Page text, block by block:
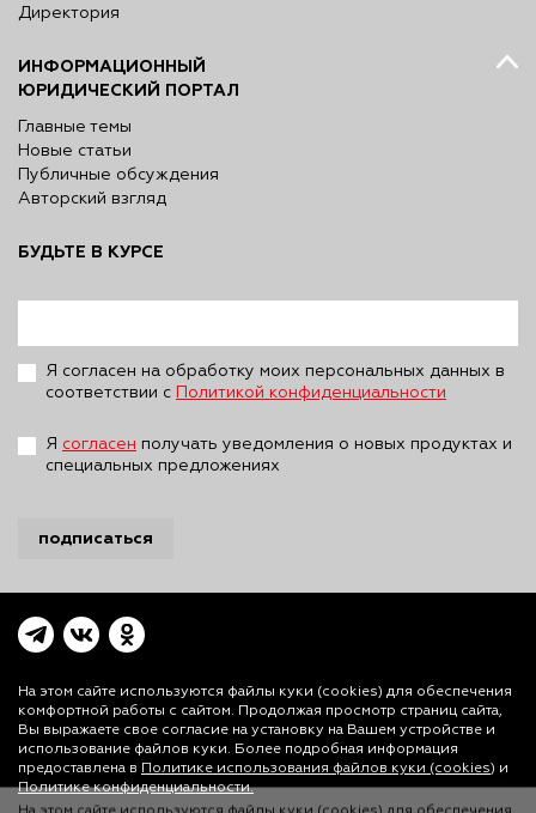
Директория
ИНФОРМАЦИОННЫЙ
ЮРИДИЧЕСКИЙ ПОРТАЛ
Главные темы
Новые статьи
Публичные обсуждения
Авторский взгляд
БУДЬТЕ В КУРСЕ
Я согласен на обработку моих персональных данных в
соответствии с
Политикой конфиденциальности
Я согласен получать уведомления о новых продуктах и
специальных предложениях
подписаться
На этом сайте используются файлы куки (cookies) для обеспечения
комфортной работы с сайтом. Продолжая просмотр страниц сайта,
Вы выражаете свое согласие на установку на Вашем устройстве и
использование файлов куки. Более подробная информация
предоставлена в
Политике использования файлов куки (cookies) и
Политике конфиденциальности.
На этом сайте используются файлы куки (cookies) для обеспечения
комфортной работы с сайтом. Продолжая просмотр страниц сайта,
Вы выражаете свое согласие на установку на Вашем устройстве